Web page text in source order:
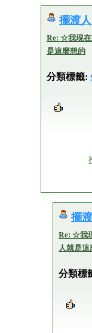
擺渡人
Re: ☆我現
是這麼想的
分類標籤:
擺
Re: ☆我
人就是這
分類標